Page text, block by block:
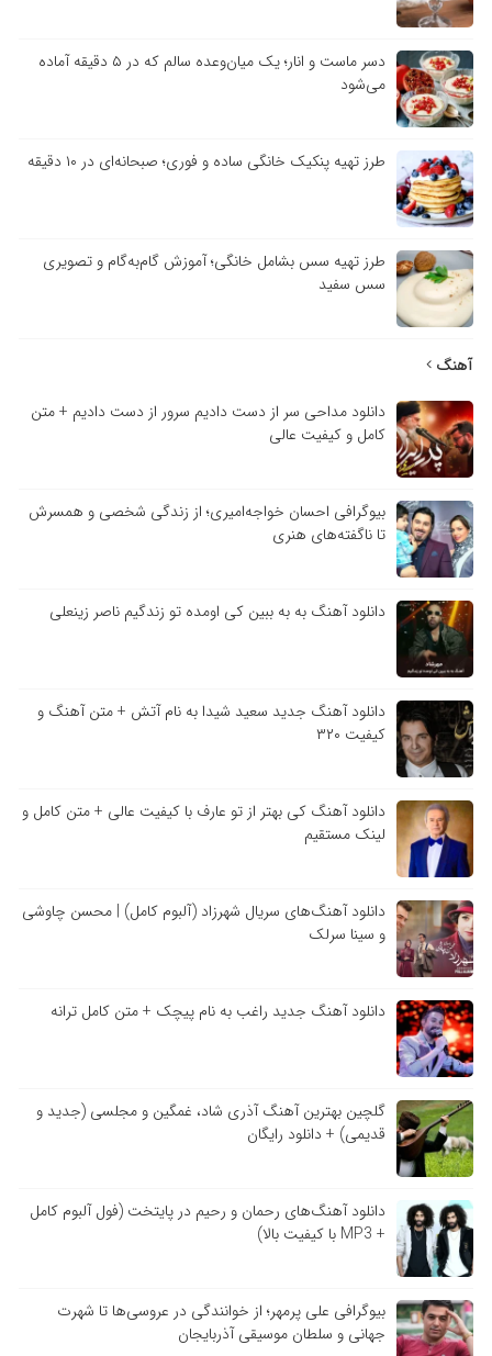
دسر ماست و انار؛ یک میان‌وعده سالم که در ۵ دقیقه آماده
می‌شود
طرز تهیه پنکیک خانگی ساده و فوری؛ صبحانه‌ای در ۱۰ دقیقه
طرز تهیه سس بشامل خانگی؛ آموزش گام‌به‌گام و تصویری
سس سفید
آهنگ
دانلود مداحی سر از دست دادیم سرور از دست دادیم + متن
کامل و کیفیت عالی
بیوگرافی احسان خواجه‌امیری؛ از زندگی شخصی و همسرش
تا ناگفته‌های هنری
دانلود آهنگ به به ببین کی اومده تو زندگیم ناصر زینعلی
دانلود آهنگ جدید سعید شیدا به نام آتش + متن آهنگ و
کیفیت ۳۲۰
دانلود آهنگ کی بهتر از تو عارف با کیفیت عالی + متن کامل و
لینک مستقیم
دانلود آهنگ‌های سریال شهرزاد (آلبوم کامل) | محسن چاوشی
و سینا سرلک
دانلود آهنگ جدید راغب به نام پیچک + متن کامل ترانه
گلچین بهترین آهنگ آذری شاد، غمگین و مجلسی (جدید و
قدیمی) + دانلود رایگان
دانلود آهنگ‌های رحمان و رحیم در پایتخت (فول آلبوم کامل
+ MP3 با کیفیت بالا)
بیوگرافی علی پرمهر؛ از خوانندگی در عروسی‌ها تا شهرت
جهانی و سلطان موسیقی آذربایجان